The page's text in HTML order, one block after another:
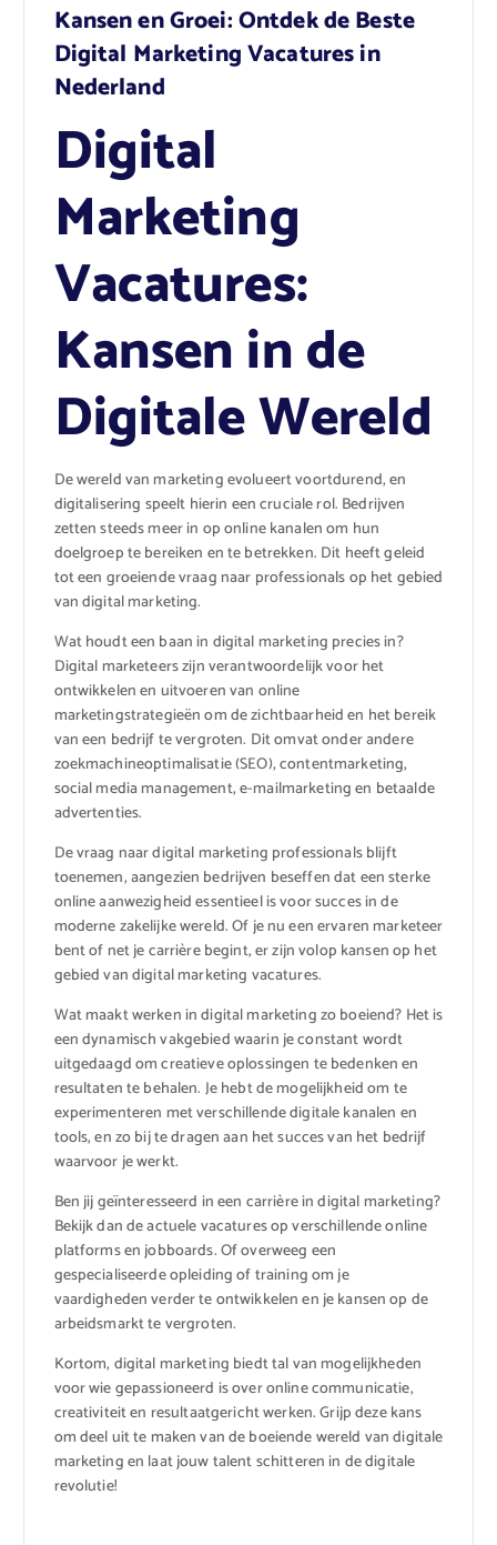
Kansen en Groei: Ontdek de Beste
Digital Marketing Vacatures in
Nederland
Digital
Marketing
Vacatures:
Kansen in de
Digitale Wereld
De wereld van marketing evolueert voortdurend, en
digitalisering speelt hierin een cruciale rol. Bedrijven
zetten steeds meer in op online kanalen om hun
doelgroep te bereiken en te betrekken. Dit heeft geleid
tot een groeiende vraag naar professionals op het gebied
van digital marketing.
Wat houdt een baan in digital marketing precies in?
Digital marketeers zijn verantwoordelijk voor het
ontwikkelen en uitvoeren van online
marketingstrategieën om de zichtbaarheid en het bereik
van een bedrijf te vergroten. Dit omvat onder andere
zoekmachineoptimalisatie (SEO), contentmarketing,
social media management, e-mailmarketing en betaalde
advertenties.
De vraag naar digital marketing professionals blijft
toenemen, aangezien bedrijven beseffen dat een sterke
online aanwezigheid essentieel is voor succes in de
moderne zakelijke wereld. Of je nu een ervaren marketeer
bent of net je carrière begint, er zijn volop kansen op het
gebied van digital marketing vacatures.
Wat maakt werken in digital marketing zo boeiend? Het is
een dynamisch vakgebied waarin je constant wordt
uitgedaagd om creatieve oplossingen te bedenken en
resultaten te behalen. Je hebt de mogelijkheid om te
experimenteren met verschillende digitale kanalen en
tools, en zo bij te dragen aan het succes van het bedrijf
waarvoor je werkt.
Ben jij geïnteresseerd in een carrière in digital marketing?
Bekijk dan de actuele vacatures op verschillende online
platforms en jobboards. Of overweeg een
gespecialiseerde opleiding of training om je
vaardigheden verder te ontwikkelen en je kansen op de
arbeidsmarkt te vergroten.
Kortom, digital marketing biedt tal van mogelijkheden
voor wie gepassioneerd is over online communicatie,
creativiteit en resultaatgericht werken. Grijp deze kans
om deel uit te maken van de boeiende wereld van digitale
marketing en laat jouw talent schitteren in de digitale
revolutie!